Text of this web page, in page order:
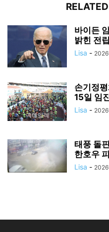
바이든
밝힌 전
Lisa -
손기정
15일 임
Lisa -
태풍 돌
한호우
Lisa -